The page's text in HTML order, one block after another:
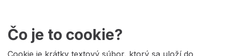
Čo je to cookie?
Cookie je krátky textový súbor, ktorý sa uloží do